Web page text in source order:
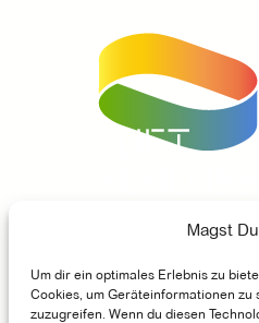
Magst
Um dir ein optimales Erlebnis zu
Cookies, um Geräteinformationen
zuzugreifen. Wenn du diesen
Unser Youtube-Kanal
GASTRONOMIE